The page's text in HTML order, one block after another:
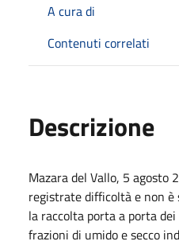
A cura di
Contenuti correlati
Descrizione
Mazara del Vallo, 5 agosto
registrate difficoltà e non
la raccolta porta a porta
frazioni di umido e secco